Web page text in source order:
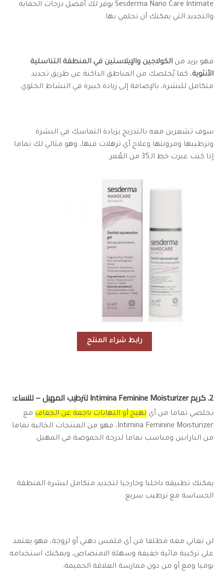
Sesderma Nano Care Intimate يوفر لك أفضل درجات الحماية
والتجديد التي يمكنك أن تحلمي بها.
فهو يزيد من الكولاجين والإيلاستين في المنطقة التناسلية
الأنثوية، كما يُخلصك من المناطق الداكنة عن طريق تجديد
متكامل للبشرة، بالإضافة إلى زيادة كبيرة في النشاط الخلوي.
سوف تشعرين معه بالتدريج بزيادة التماسك في البشرة
وترطيبها ومرونتها وعلاج أي ترهلات فيها، وهو مثالي لك تماما
إذا كنت عبرت خط الـ35 من العُمر.
رابط شراء المنتج
2. كريم Intimina Feminine Moisturizer لترطيب المهبل – للنساء:
تخلصي تماما من أي تهيج أو التهابات ناجمة عن الجفاف مع
Intimina Feminine Moisturizer، فهو من المنتجات الخالية تماما
من البارابين ومناسب تماما لدرجة الحموضة في المهبل.
يمكنك تطبيقه داخليا وخارجيا لتجديد متكامل لبشرة المنطقة
الحساسة مع ترطيب سريع.
لن تعاني معه مطلقا من أي ملمس دهني أو لزوجة، فهو يعتمد
على تركيبة مائية خفيفة وسهلة الامتصاص، ويمكنك استخدامه
يوميا ومع أو من دون ممارسة العلاقة الحميمة.